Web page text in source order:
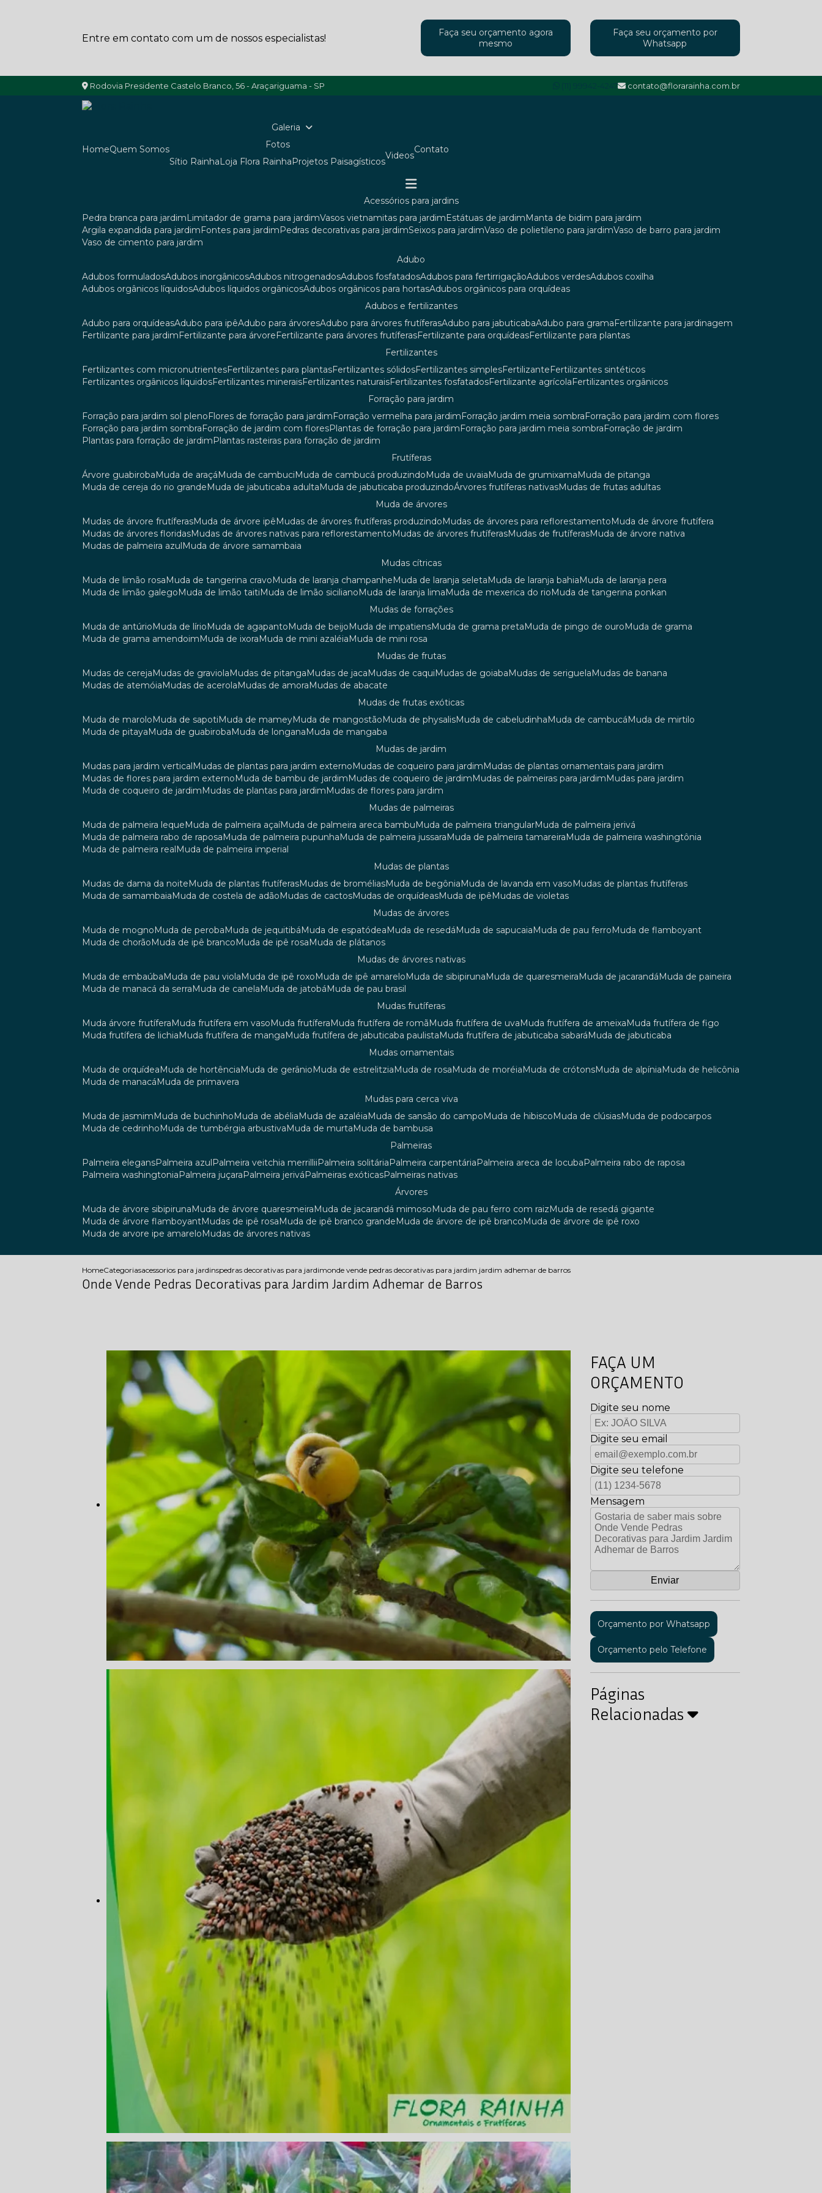
Entre em contato com um de nossos especialistas!
Faça seu orçamento agora
mesmo
Faça seu orçamento por
Whatsapp
Rodovia Presidente Castelo Branco, 56 - Araçariguama - SP contato@florarainha.com.br
Home Quem Somos
Galeria
Fotos
Sítio Rainha
Loja Flora Rainha Projetos Paisagísticos
Videos
Contato
acessórios para jardins
pedra branca para jardim
limitador de grama para jardim vasos vietnamitas para jardim estátuas de jardim
manta de bidim para jardim
argila expandida para jardim
fontes para jardim pedras decorativas para jardim seixos para jardim vaso de polietileno para jardim vaso de barro para jardim
vaso de cimento para jardim
adubo
adubos formulados adubos inorgânicos adubos nitrogenados adubos fosfatados adubos para fertirrigação adubos verdes adubos coxilha
adubos orgânicos líquidos adubos líquidos orgânicos adubos orgânicos para hortas adubos orgânicos para orquídeas
adubos e fertilizantes
adubo para orquídeas adubo para ipê adubo para árvores adubo para árvores frutíferas adubo para jabuticaba adubo para grama
fertilizante para jardinagem
fertilizante para jardim
fertilizante para árvore fertilizante para árvores frutíferas fertilizante para orquídeas fertilizante para plantas
fertilizantes
fertilizantes com micronutrientes fertilizantes para plantas fertilizantes sólidos fertilizantes simples fertilizante
fertilizantes sintéticos
fertilizantes orgânicos líquidos fertilizantes minerais fertilizantes naturais fertilizantes fosfatados fertilizante agrícola
fertilizantes orgânicos
forração para jardim
forração para jardim sol pleno
flores de forração para jardim forração vermelha para jardim forração jardim meia sombra
forração para jardim com flores
forração para jardim sombra
forração de jardim com flores plantas de forração para jardim forração para jardim meia sombra
forração de jardim
plantas para forração de jardim
plantas rasteiras para forração de jardim
frutíferas
árvore guabiroba
muda de araçá muda de cambuci muda de cambucá produzindo muda de uvaia muda de grumixama
muda de pitanga
muda de cereja do rio grande
muda de jabuticaba adulta muda de jabuticaba produzindo árvores frutíferas nativas
mudas de frutas adultas
muda de árvores
mudas de árvore frutíferas
muda de árvore ipê mudas de árvores frutíferas produzindo mudas de árvores para reflorestamento
muda de árvore frutífera
mudas de árvores floridas
mudas de árvores nativas para reflorestamento mudas de árvores frutíferas mudas de frutíferas
muda de árvore nativa
mudas de palmeira azul
muda de árvore samambaia
mudas cítricas
muda de limão rosa
muda de tangerina cravo muda de laranja champanhe muda de laranja seleta muda de laranja bahia
muda de laranja pera
muda de limão galego
muda de limão taiti muda de limão siciliano muda de laranja lima muda de mexerica do rio
muda de tangerina ponkan
mudas de forrações
muda de antúrio
muda de lírio muda de agapanto muda de beijo muda de impatiens muda de grama preta muda de pingo de ouro
muda de grama
muda de grama amendoim
muda de ixora muda de mini azaléia
muda de mini rosa
mudas de frutas
mudas de cereja
mudas de graviola mudas de pitanga mudas de jaca mudas de caqui mudas de goiaba mudas de seriguela
mudas de banana
mudas de atemóia
mudas de acerola mudas de amora
mudas de abacate
mudas de frutas exóticas
muda de marolo
muda de sapoti muda de mamey muda de mangostão muda de physalis muda de cabeludinha muda de cambucá
muda de mirtilo
muda de pitaya
muda de guabiroba muda de longana
muda de mangaba
mudas de jardim
mudas para jardim vertical
mudas de plantas para jardim externo mudas de coqueiro para jardim
mudas de plantas ornamentais para jardim
mudas de flores para jardim externo
muda de bambu de jardim mudas de coqueiro de jardim mudas de palmeiras para jardim
mudas para jardim
muda de coqueiro de jardim
mudas de plantas para jardim
mudas de flores para jardim
mudas de palmeiras
muda de palmeira leque
muda de palmeira açaí muda de palmeira areca bambu muda de palmeira triangular
muda de palmeira jerivá
muda de palmeira rabo de raposa
muda de palmeira pupunha muda de palmeira jussara muda de palmeira tamareira
muda de palmeira washingtônia
muda de palmeira real
muda de palmeira imperial
mudas de plantas
mudas de dama da noite
muda de plantas frutíferas mudas de bromélias muda de begônia muda de lavanda em vaso
mudas de plantas frutíferas
muda de samambaia
muda de costela de adão mudas de cactos mudas de orquídeas muda de ipê
mudas de violetas
mudas de árvores
muda de mogno
muda de peroba muda de jequitibá muda de espatódea muda de resedá muda de sapucaia muda de pau ferro
muda de flamboyant
muda de chorão
muda de ipê branco muda de ipê rosa
muda de plátanos
mudas de árvores nativas
muda de embaúba
muda de pau viola muda de ipê roxo muda de ipê amarelo muda de sibipiruna muda de quaresmeira muda de jacarandá
muda de paineira
muda de manacá da serra
muda de canela muda de jatobá
muda de pau brasil
mudas frutíferas
muda árvore frutífera
muda frutífera em vaso muda frutífera muda frutífera de romã muda frutífera de uva muda frutífera de ameixa
muda frutífera de figo
muda frutífera de lichia
muda frutífera de manga muda frutífera de jabuticaba paulista muda frutífera de jabuticaba sabará
muda de jabuticaba
mudas ornamentais
muda de orquídea
muda de hortência muda de gerânio muda de estrelitzia muda de rosa muda de moréia muda de crótons muda de alpínia
muda de helicônia
muda de manacá
muda de primavera
mudas para cerca viva
muda de jasmim
muda de buchinho muda de abélia muda de azaléia muda de sansão do campo muda de hibisco muda de clúsias
muda de podocarpos
muda de cedrinho
muda de tumbérgia arbustiva muda de murta
muda de bambusa
palmeiras
palmeira elegans
palmeira azul palmeira veitchia merrillii palmeira solitária palmeira carpentária palmeira areca de locuba
palmeira rabo de raposa
palmeira washingtonia
palmeira juçara palmeira jerivá palmeiras exóticas
palmeiras nativas
árvores
muda de árvore sibipiruna
muda de árvore quaresmeira muda de jacarandá mimoso muda de pau ferro com raiz
muda de resedá gigante
muda de árvore flamboyant
mudas de ipê rosa muda de ipê branco grande muda de árvore de ipê branco
muda de árvore de ipê roxo
muda de arvore ipe amarelo
mudas de árvores nativas
HomeCategoriasacessorios para jardinspedras decorativas para jardimonde vende pedras decorativas para jardim jardim adhemar de barros
Onde Vende Pedras Decorativas para Jardim Jardim Adhemar de Barros
FAÇA UM
ORÇAMENTO
Digite seu nome
Digite seu email
Digite seu telefone
Mensagem
Orçamento por Whatsapp
Orçamento pelo Telefone
Páginas
Relacionadas